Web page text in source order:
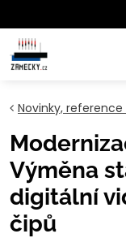
Novinky,
Výměna
digitální
čipů